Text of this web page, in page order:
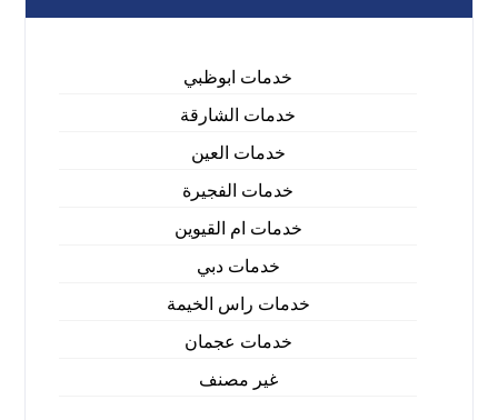
خدمات ابوظبي
خدمات الشارقة
خدمات العين
خدمات الفجيرة
خدمات ام القيوين
خدمات دبي
خدمات راس الخيمة
خدمات عجمان
غير مصنف